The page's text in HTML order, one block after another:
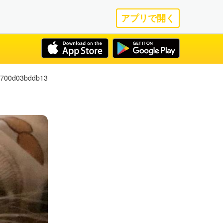
アプリで開く